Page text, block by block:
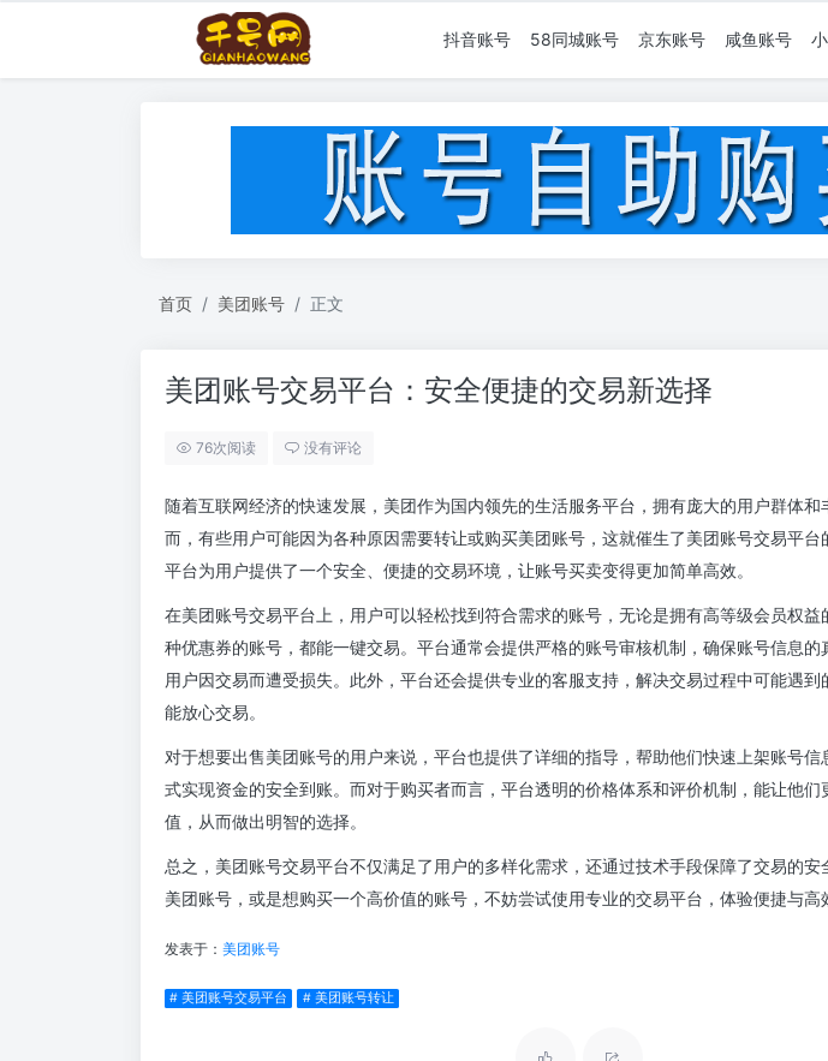
抖音账号 58同城账号 京东账号 咸鱼账号
首页 美团账号 正文
美团账号交易平台：安全便捷的交易新选择
76次阅读 没有评论
随着互联网经济的快速发展，美团作为国内领先的生活服务平台，拥有庞大的用户群体和
而，有些用户可能因为各种原因需要转让或购买美团账号，这就催生了美团账号交易平台
平台为用户提供了一个安全、便捷的交易环境，让账号买卖变得更加简单高效。
在美团账号交易平台上，用户可以轻松找到符合需求的账号，无论是拥有高等级会员权益
种优惠券的账号，都能一键交易。平台通常会提供严格的账号审核机制，确保账号信息的
用户因交易而遭受损失。此外，平台还会提供专业的客服支持，解决交易过程中可能遇
能放心交易。
对于想要出售美团账号的用户来说，平台也提供了详细的指导，帮助他们快速上架账号
式实现资金的安全到账。而对于购买者而言，平台透明的价格体系和评价机制，能让他们
值，从而做出明智的选择。
总之，美团账号交易平台不仅满足了用户的多样化需求，还通过技术手段保障了交易的安
美团账号，或是想购买一个高价值的账号，不妨尝试使用专业的交易平台，体验便捷与高
发表于： 美团账号
# 美团账号交易平台 # 美团账号转让